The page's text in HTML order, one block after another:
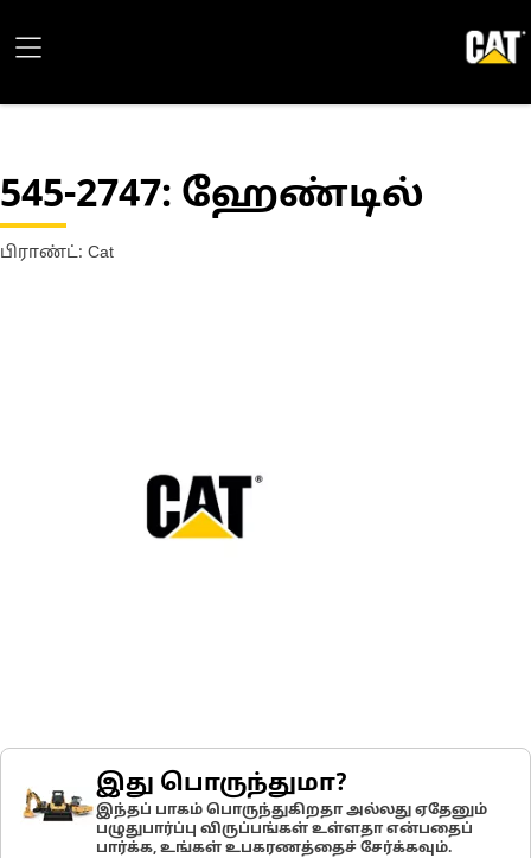
545-2747: ஹேண்டில்
பிராண்ட்: Cat
இது பொருந்துமா?
இந்தப் பாகம் பொருந்துகிறதா அல்லது ஏதேனும்
பழுதுபார்ப்பு விருப்பங்கள் உள்ளதா என்பதைப்
பார்க்க, உங்கள் உபகரணத்தைச் சேர்க்கவும்.